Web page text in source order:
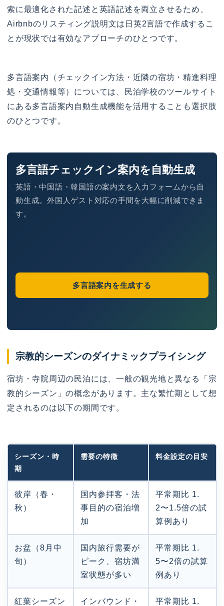
索に最適化された記述と英語記述を両立させるため、
Airbnbのリスティング説明文は日英2言語で作成するこ
とが現状では有効なアプローチのひとつです。
多言語案内（チェックイン方法・近隣の宿坊・精進料理
処・交通情報等）については、民泊学校のツールサイト
にある多言語案内自動生成機能を活用することも選択肢
のひとつです。
多言語チェックイン案内を自動生成
英語・中国語・韓国語の案内文を入力フォームから自
動生成。外国人ゲスト対応の手間を大幅に削減できま
す。
多言語案内を生成する
宗教的シーズンのダイナミックプライシング
宿坊・寺院周辺の民泊には、一般の観光地と異なる「宗
教的シーズン」の概念があります。主な繁忙期として想
定されるのは以下の期間です。
シーズン・時
期
需要の特徴 料金設定の目安
彼岸（春・
秋）
国内参拝客・法
事目的の宿泊増
加
平常期比 1.
2〜1.5倍の試
算例あり
お盆（8月中
旬）
国内旅行需要が
ピーク、宿坊満
室状態が多い
平常期比 1.
5〜2倍の試算
例あり
紅葉シーズン
インバウンド・
平常期比 1.